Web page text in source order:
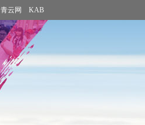
青云网 KAB